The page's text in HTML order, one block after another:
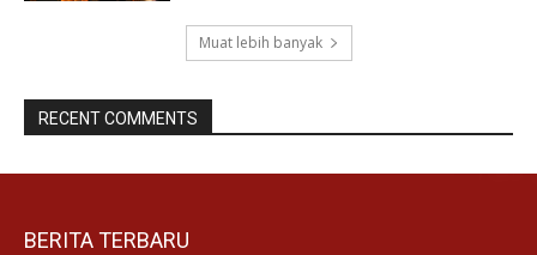
Muat lebih banyak
RECENT COMMENTS
BERITA TERBARU